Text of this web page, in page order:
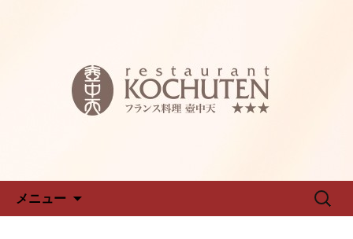
理 壺中天～こちゅうてん～」
のブログ
メニュー
検